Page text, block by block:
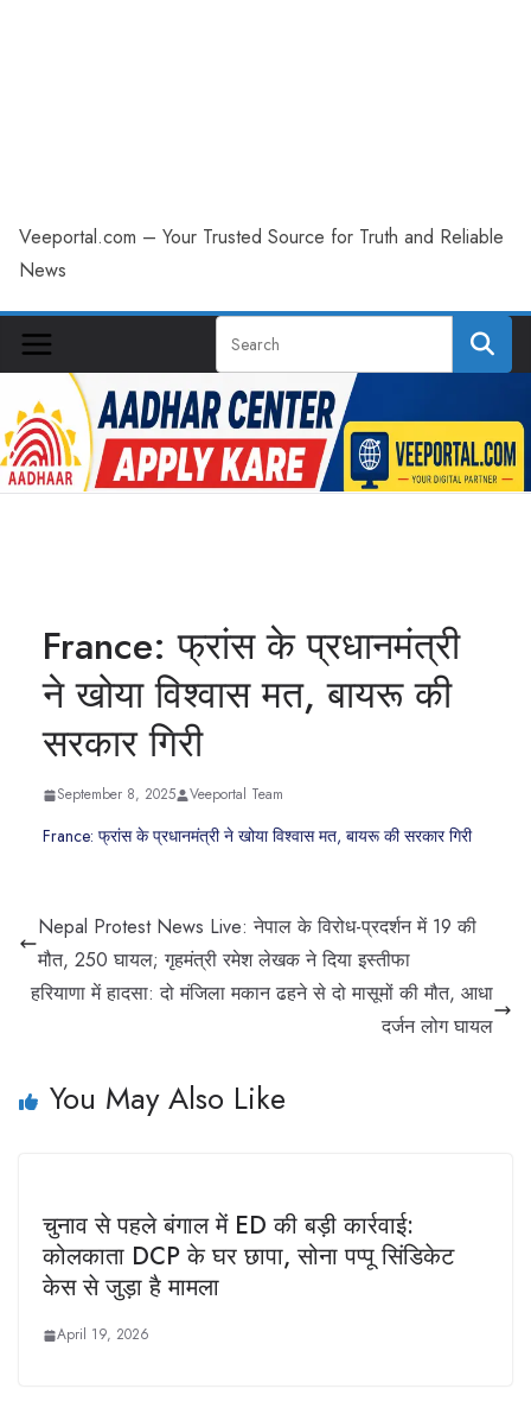
Veeportal.com – Your Trusted Source for Truth and Reliable
News
France: फ्रांस के प्रधानमंत्री
ने खोया विश्वास मत, बायरू की
सरकार गिरी
September 8, 2025 Veeportal Team
France: फ्रांस के प्रधानमंत्री ने खोया विश्वास मत, बायरू की सरकार गिरी
Nepal Protest News Live: नेपाल के विरोध-प्रदर्शन में 19 की
मौत, 250 घायल; गृहमंत्री रमेश लेखक ने दिया इस्तीफा
हरियाणा में हादसा: दो मंजिला मकान ढहने से दो मासूमों की मौत, आधा
दर्जन लोग घायल
You May Also Like
चुनाव से पहले बंगाल में ED की बड़ी कार्रवाई:
कोलकाता DCP के घर छापा, सोना पप्पू सिंडिकेट
केस से जुड़ा है मामला
April 19, 2026